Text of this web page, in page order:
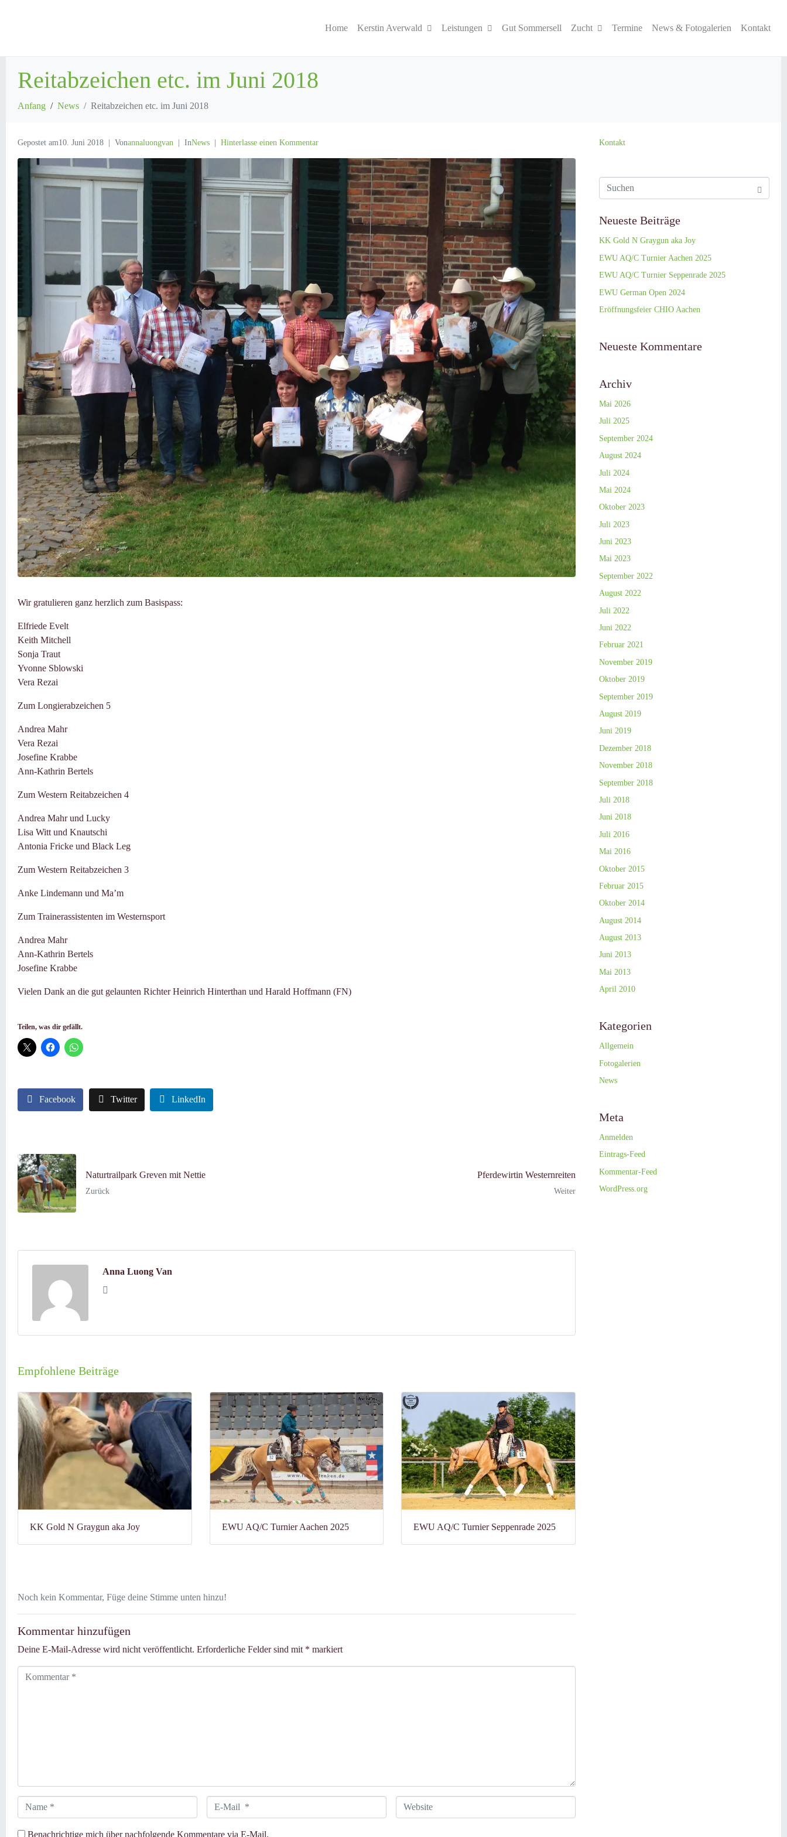
Home Kerstin Averwald Leistungen Gut Sommersell Zucht Termine News & Fotogalerien Kontakt
Reitabzeichen etc. im Juni 2018
Anfang News Reitabzeichen etc. im Juni 2018
Gepostet am10. Juni 2018 Vonannaluongvan InNews Hinterlasse einen Kommentar
Wir gratulieren ganz herzlich zum Basispass:
Elfriede Evelt
Keith Mitchell
Sonja Traut
Yvonne Sblowski
Vera Rezai
Zum Longierabzeichen 5
Andrea Mahr
Vera Rezai
Josefine Krabbe
Ann-Kathrin Bertels
Zum Western Reitabzeichen 4
Andrea Mahr und Lucky
Lisa Witt und Knautschi
Antonia Fricke und Black Leg
Zum Western Reitabzeichen 3
Anke Lindemann und Ma’m
Zum Trainerassistenten im Westernsport
Andrea Mahr
Ann-Kathrin Bertels
Josefine Krabbe
Vielen Dank an die gut gelaunten Richter Heinrich Hinterthan und Harald Hoffmann (FN)
Teilen, was dir gefällt.
Facebook Twitter LinkedIn
Naturtrailpark Greven mit Nettie
Zurück
Pferdewirtin Westernreiten
Weiter
Anna Luong Van
Empfohlene Beiträge
KK Gold N Graygun aka Joy EWU AQ/C Turnier Aachen 2025 EWU AQ/C Turnier Seppenrade 2025
Noch kein Kommentar, Füge deine Stimme unten hinzu!
Kommentar hinzufügen
Deine E-Mail-Adresse wird nicht veröffentlicht. Erforderliche Felder sind mit * markiert
r
*
a
m
-
M
W
e
Benachrichtige mich über nachfolgende Kommentare via E-Mail.
Kontakt
Neueste Beiträge
KK Gold N Graygun aka Joy
EWU AQ/C Turnier Aachen 2025
EWU AQ/C Turnier Seppenrade 2025
EWU German Open 2024
Eröffnungsfeier CHIO Aachen
Neueste Kommentare
Archiv
Mai 2026
Juli 2025
September 2024
August 2024
Juli 2024
Mai 2024
Oktober 2023
Juli 2023
Juni 2023
Mai 2023
September 2022
August 2022
Juli 2022
Juni 2022
Februar 2021
November 2019
Oktober 2019
September 2019
August 2019
Juni 2019
Dezember 2018
November 2018
September 2018
Juli 2018
Juni 2018
Juli 2016
Mai 2016
Oktober 2015
Februar 2015
Oktober 2014
August 2014
August 2013
Juni 2013
Mai 2013
April 2010
Kategorien
Allgemein
Fotogalerien
News
Meta
Anmelden
Eintrags-Feed
Kommentar-Feed
WordPress.org